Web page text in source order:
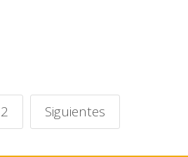
2 Siguientes